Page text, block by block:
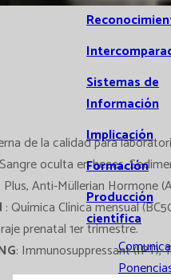
Sistemas de
Información
Implicación
Formación
Producción
científica
de la calidad para
oculta en heces,
Plus, Anti-Müllerian Hormone
: Química Clínica mensual
prenatal 1er trimestre.
: Immunosuppressant (IPT),